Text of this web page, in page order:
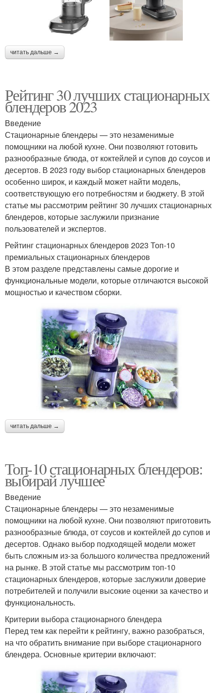
читать дальше →
Рейтинг 30 лучших стационарных
блендеров 2023
Введение
Стационарные блендеры — это незаменимые
помощники на любой кухне. Они позволяют готовить
разнообразные блюда, от коктейлей и супов до соусов и
десертов. В 2023 году выбор стационарных блендеров
особенно широк, и каждый может найти модель,
соответствующую его потребностям и бюджету. В этой
статье мы рассмотрим рейтинг 30 лучших стационарных
блендеров, которые заслужили признание
пользователей и экспертов.
Рейтинг стационарных блендеров 2023 Топ-10
премиальных стационарных блендеров
В этом разделе представлены самые дорогие и
функциональные модели, которые отличаются высокой
мощностью и качеством сборки.
читать дальше →
Топ-10 стационарных блендеров:
выбирай лучшее
Введение
Стационарные блендеры — это незаменимые
помощники на любой кухне. Они позволяют приготовить
разнообразные блюда, от соусов и коктейлей до супов и
десертов. Однако выбор подходящей модели может
быть сложным из-за большого количества предложений
на рынке. В этой статье мы рассмотрим топ-10
стационарных блендеров, которые заслужили доверие
потребителей и получили высокие оценки за качество и
функциональность.
Критерии выбора стационарного блендера
Перед тем как перейти к рейтингу, важно разобраться,
на что обратить внимание при выборе стационарного
блендера. Основные критерии включают: